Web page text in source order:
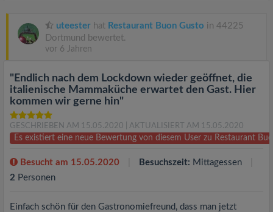
uteester hat Restaurant Buon Gusto in 44225
Dortmund bewertet.
vor 6 Jahren
"Endlich nach dem Lockdown wieder geöffnet, die
italienische Mammaküche erwartet den Gast. Hier
kommen wir gerne hin"
GESCHRIEBEN AM 15.05.2020 | AKTUALISIERT AM 15.05.2020
Es existiert eine neue Bewertung von diesem User zu Restaurant
Besucht am 15.05.2020 Besuchszeit: Mittagessen
2 Personen
Einfach schön für den Gastronomiefreund, dass man jetzt